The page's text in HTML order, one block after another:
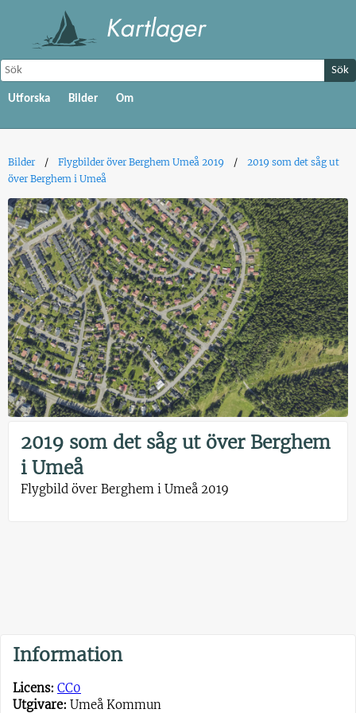
Sök
Utforska Bilder Om
Bilder Flygbilder över Berghem Umeå 2019
2019 som det såg ut
över Berghem i Umeå
2019 som det såg ut över Berghem
i Umeå
Flygbild över Berghem i Umeå 2019
Information
Licens: CC0
Utgivare: Umeå Kommun